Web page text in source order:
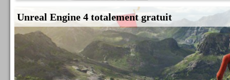
Unreal Engine 4 totalement gratuit